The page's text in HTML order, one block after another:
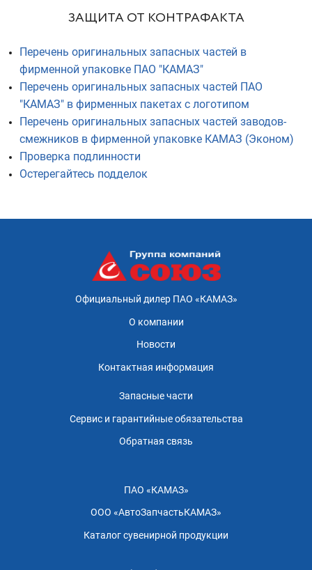
ЗАЩИТА ОТ КОНТРАФАКТА
Перечень оригинальных запасных частей в
фирменной упаковке ПАО "КАМАЗ"
Перечень оригинальных запасных частей ПАО
"КАМАЗ" в фирменных пакетах с логотипом
Перечень оригинальных запасных частей заводов-
смежников в фирменной упаковке КАМАЗ (Эконом)
Проверка подлинности
Остерегайтесь подделок
Официальный дилер ПАО «КАМАЗ»
О компании
Новости
Контактная информация
Запасные части
Сервис и гарантийные обязательства
Обратная связь
ПАО «КАМАЗ»
ООО «АвтоЗапчастьКАМАЗ»
Каталог сувенирной продукции